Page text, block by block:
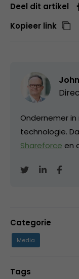
Deel dit artikel
Kopieer link
Ondernemer
technologie.
Shareforce en
Categorie
Media
Tags